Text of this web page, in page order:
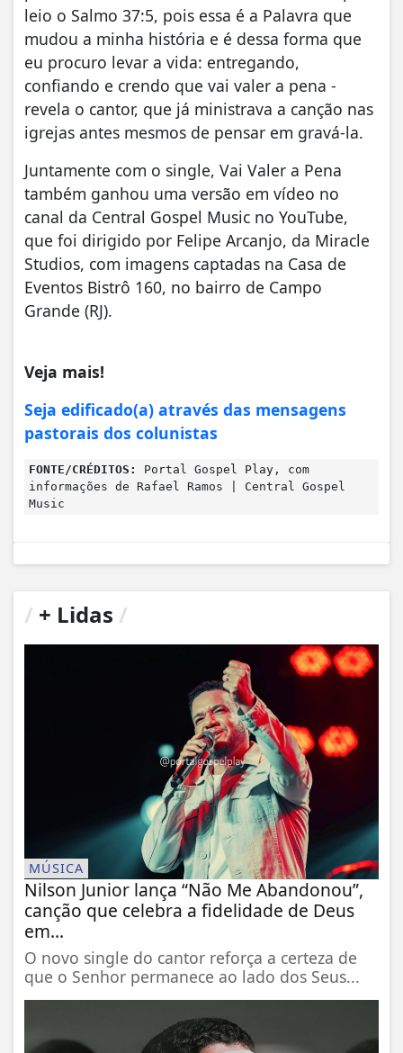
leio o Salmo 37:5, pois essa é a Palavra que
mudou a minha história e é dessa forma que
eu procuro levar a vida: entregando,
confiando e crendo que vai valer a pena -
revela o cantor, que já ministrava a canção nas
igrejas antes mesmos de pensar em gravá-la.
Juntamente com o single, Vai Valer a Pena
também ganhou uma versão em vídeo no
canal da Central Gospel Music no YouTube,
que foi dirigido por Felipe Arcanjo, da Miracle
Studios, com imagens captadas na Casa de
Eventos Bistrô 160, no bairro de Campo
Grande (RJ).
Veja mais!
Seja edificado(a) através das mensagens
pastorais dos colunistas
FONTE/CRÉDITOS:
Portal Gospel Play, com
informações de Rafael Ramos | Central Gospel
Music
/ + Lidas /
MÚSICA
Nilson Junior lança “Não Me Abandonou”,
canção que celebra a fidelidade de Deus
em...
O novo single do cantor reforça a certeza de
que o Senhor permanece ao lado dos Seus...